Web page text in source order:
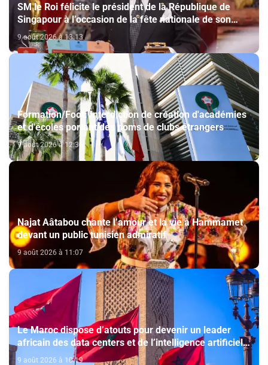
SM le Roi félicite le président de la République de
Singapour à l’occasion de la fête nationale de son
pays
9 août 2026 à 13:13
Formation/Foot: Interdiction de création d'académies
et d'écoles portant des noms de clubs étrangers
9 août 2026 à 12:36
Najat Aâtabou chante l’amour et la vie à Hammamet
devant un public tunisien admiratif
9 août 2026 à 11:07
Le Maroc dispose d’atouts pour devenir un leader
africain des data centers et de l’intelligence artificielle
(The conversation)
9 août 2026 à 10:19